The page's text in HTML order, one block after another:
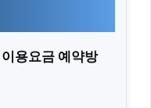
용요금 예약방